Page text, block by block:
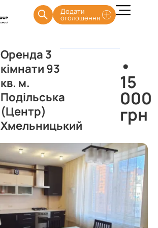
Додати
оголошення
Оренда 3
кімнати 93
кв. м.
Подільська
(Центр)
Хмельницький
•
15
000
грн